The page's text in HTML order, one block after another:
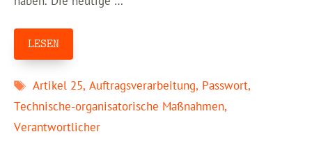
LESEN
Schlagwörter
Artikel 25,Auftragsverarbeitung, Passwort,
Technische-organisatorische Maßnahmen,
Verantwortlicher